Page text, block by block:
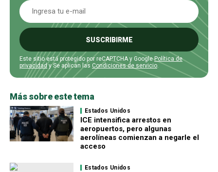
SUSCRIBIRME
Este sitio está protegido por reCAPTCHA y GooglePolítica de
privacidady Se aplican las Condiciones de servicio.
Más sobre este tema
Estados Unidos
ICE intensifica arrestos en
aeropuertos, pero algunas
aerolíneas comienzan a negarle el
acceso
Estados Unidos